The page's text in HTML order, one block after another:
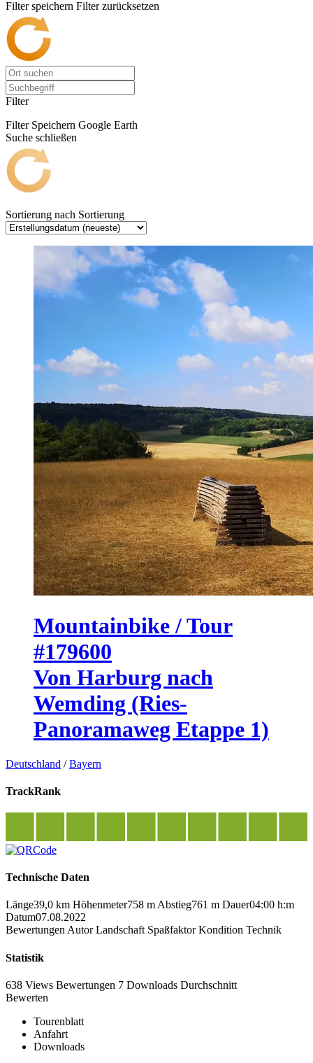
Filter speichern Filter zurücksetzen
Filter
Filter Speichern Google Earth
Suche schließen
Sortierung nach Sortierung
Mountainbike / Tour
#179600
Von Harburg nach
Wemding (Ries-
Panoramaweg Etappe 1)
Deutschland /Bayern
TrackRank
Technische Daten
Länge39,0 km Höhenmeter758 m Abstieg761 m Dauer04:00 h:m
Datum07.08.2022
Bewertungen Autor Landschaft Spaßfaktor Kondition Technik
Statistik
638 Views Bewertungen 7 Downloads Durchschnitt
Bewerten
Tourenblatt
Anfahrt
Downloads